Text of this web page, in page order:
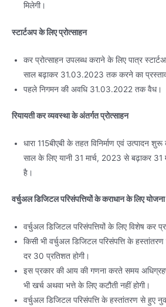
मिलेगी।
स्टार्टअप के लिए प्रोत्साहन
कर प्रोत्साहन उपलब्ध कराने के लिए पात्र
साल बढ़ाकर 31.03.2023 तक करने का
पहले निगमन की अवधि 31.03.2022 तक वैध।
रियायती कर व्यवस्था के अंतर्गत प्रोत्साहन
धारा 115बीएबी के तहत विनिर्माण एवं उत्पादन
साल के लिए यानी 31 मार्च, 2023 से बढ़ाकर 31
है।
वर्चुअल डिजिटल परिसंपत्तियों के कराधान के लिए योजना
वर्चुअल डिजिटल परिसंपत्तियों के लिए विशेष कर
किसी भी वर्चुअल डिजिटल परिसंपत्ति के
दर 30 प्रतिशत होगी।
इस प्रकार की आय की गणना करते समय
भी खर्च अथवा भत्ते के लिए कटौती नहीं होगी।
वर्चुअल डिजिटल परिसंपत्ति के हस्तांतरण से हुए